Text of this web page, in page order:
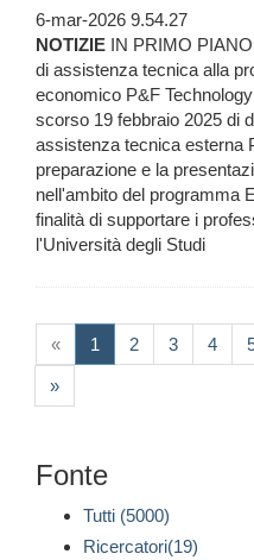
6-mar-2026 9.54.27
NOTIZIE IN PRIMO
di assistenza tecnica alla
economico P&F
scorso 19 febbraio 2025 di
assistenza tecnica esterna
preparazione e la
nell'ambito del programma
finalità di supportare i
l'Università degli Studi
« 1 (current)
2 3 4
»
Fonte
Tutti (5000)
Ricercatori(19)